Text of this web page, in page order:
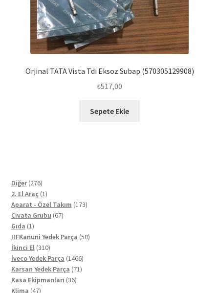
Orjinal TATA Vista Tdi Eksoz Subap (570305129908)
₺517,00
Sepete Ekle
Diğer 276276
ürün
2. El Araç 11
ürün
Aparat - Özel Takım 173173
Civata Grubu 6767
Gıda 11
ürün
HFKanuni Yedek Parça 5050
İkinci El 310310
ürün
İveco Yedek Parça 14661466
ürün
Karsan Yedek Parça 7171
Kasa Ekipmanları 3636
Klima 4747